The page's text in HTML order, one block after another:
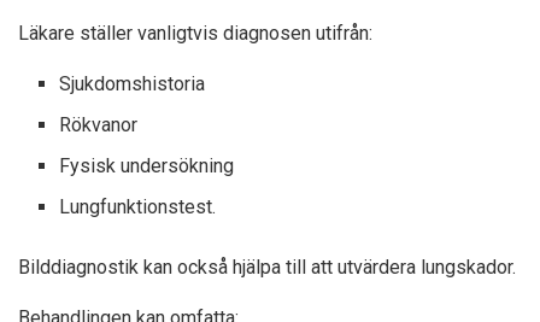
Läkare ställer vanligtvis diagnosen utifrån:
Sjukdomshistoria
Rökvanor
Fysisk undersökning
Lungfunktionstest.
Bilddiagnostik kan också hjälpa till att utvärdera lungskador.
Behandlingen kan omfatta: